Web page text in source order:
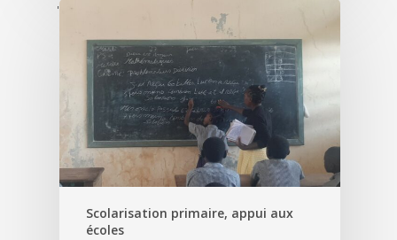
'
Scolarisation primaire, appui aux
écoles